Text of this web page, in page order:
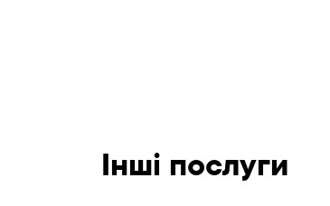
Інші послуги